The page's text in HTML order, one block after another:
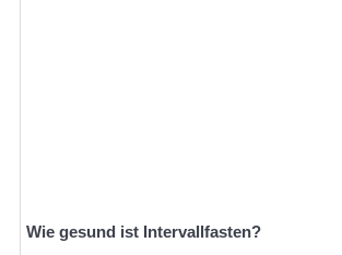
Wie gesund ist Intervallfasten?